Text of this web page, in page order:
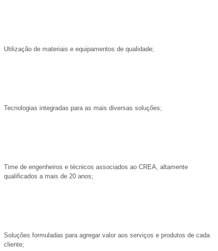
Utilização de materiais e equipamentos de qualidade;
Tecnologias integradas para as mais diversas soluções;
Time de engenheiros e técnicos associados ao CREA, altamente
qualificados a mais de 20 anos;
Soluções formuladas para agregar valor aos serviços e produtos de cada
cliente;